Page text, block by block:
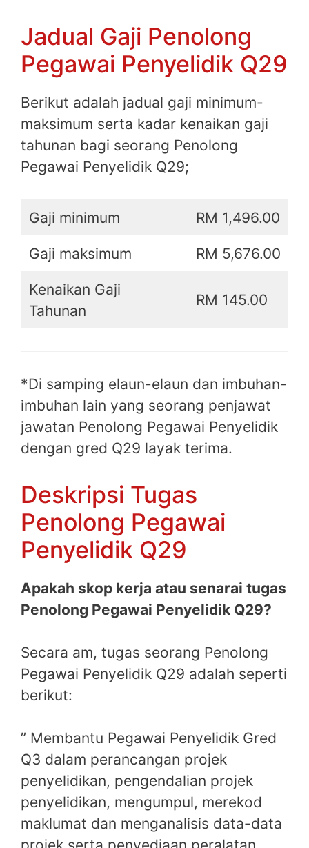
Jadual Gaji Penolong
Pegawai Penyelidik Q29
Berikut adalah jadual gaji minimum-
maksimum serta kadar kenaikan gaji
tahunan bagi seorang Penolong
Pegawai Penyelidik Q29;
Gaji minimum RM 1,496.00
Gaji maksimum RM 5,676.00
Kenaikan Gaji
Tahunan
RM 145.00
*Di samping elaun-elaun dan imbuhan-
imbuhan lain yang seorang penjawat
jawatan Penolong Pegawai Penyelidik
dengan gred Q29 layak terima.
Deskripsi Tugas
Penolong Pegawai
Penyelidik Q29
Apakah skop kerja atau senarai tugas
Penolong Pegawai Penyelidik Q29?
Secara am, tugas seorang Penolong
Pegawai Penyelidik Q29 adalah seperti
berikut:
” Membantu Pegawai Penyelidik Gred
Q3 dalam perancangan projek
penyelidikan, pengendalian projek
penyelidikan, mengumpul, merekod
maklumat dan menganalisis data-data